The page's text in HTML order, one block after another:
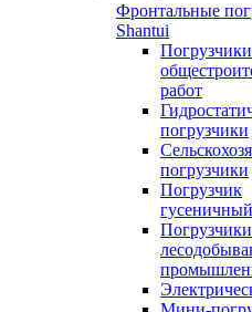
Фронтальные
Shantui
работ
погрузчики
погрузчики
Погрузчик
гусеничный